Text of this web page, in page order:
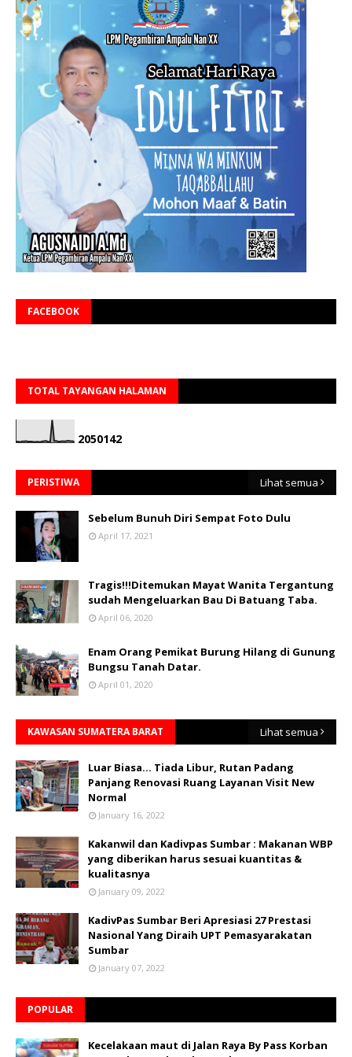
FACEBOOK
TOTAL TAYANGAN HALAMAN
2050142
PERISTIWA Lihat semua
Sebelum Bunuh Diri Sempat Foto Dulu
April 17, 2021
Tragis!!!Ditemukan Mayat Wanita Tergantung
sudah Mengeluarkan Bau Di Batuang Taba.
April 06, 2020
Enam Orang Pemikat Burung Hilang di Gunung
Bungsu Tanah Datar.
April 01, 2020
KAWASAN SUMATERA BARAT Lihat semua
Luar Biasa... Tiada Libur, Rutan Padang
Panjang Renovasi Ruang Layanan Visit New
Normal
January 16, 2022
Kakanwil dan Kadivpas Sumbar : Makanan WBP
yang diberikan harus sesuai kuantitas &
kualitasnya
January 09, 2022
KadivPas Sumbar Beri Apresiasi 27 Prestasi
Nasional Yang Diraih UPT Pemasyarakatan
Sumbar
January 07, 2022
POPULAR
Kecelakaan maut di Jalan Raya By Pass Korban